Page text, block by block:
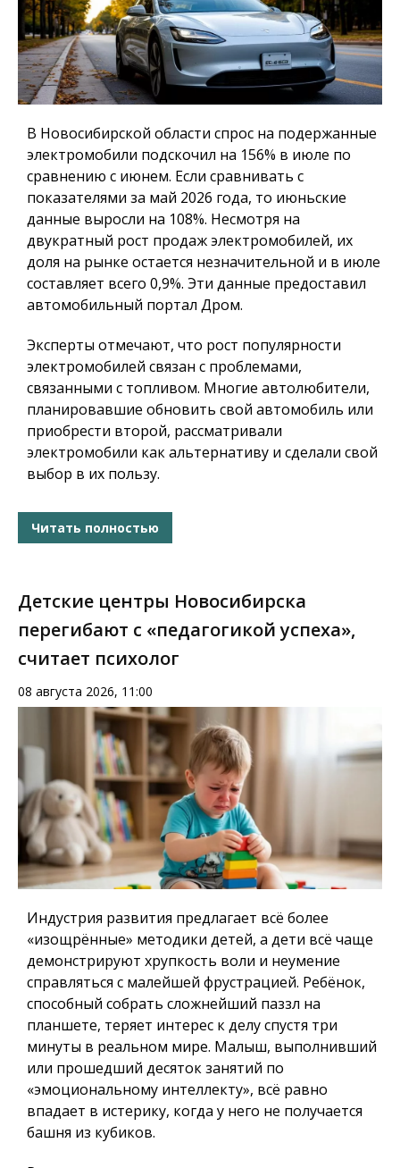
В Новосибирской области спрос на подержанные
электромобили подскочил на 156% в июле по
сравнению с июнем. Если сравнивать с
показателями за май 2026 года, то июньские
данные выросли на 108%. Несмотря на
двукратный рост продаж электромобилей, их
доля на рынке остается незначительной и в июле
составляет всего 0,9%. Эти данные предоставил
автомобильный портал Дром.
Эксперты отмечают, что рост популярности
электромобилей связан с проблемами,
связанными с топливом. Многие автолюбители,
планировавшие обновить свой автомобиль или
приобрести второй, рассматривали
электромобили как альтернативу и сделали свой
выбор в их пользу.
Читать полностью
Детские центры Новосибирска
перегибают с «педагогикой успеха»,
считает психолог
08 августа 2026, 11:00
Индустрия развития предлагает всё более
«изощрённые» методики детей, а дети всё чаще
демонстрируют хрупкость воли и неумение
справляться с малейшей фрустрацией. Ребёнок,
способный собрать сложнейший паззл на
планшете, теряет интерес к делу спустя три
минуты в реальном мире. Малыш, выполнивший
или прошедший десяток занятий по
«эмоциональному интеллекту», всё равно
впадает в истерику, когда у него не получается
башня из кубиков.